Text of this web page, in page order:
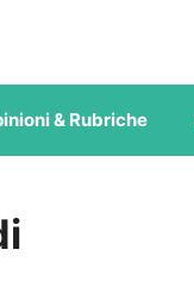
& Rubriche